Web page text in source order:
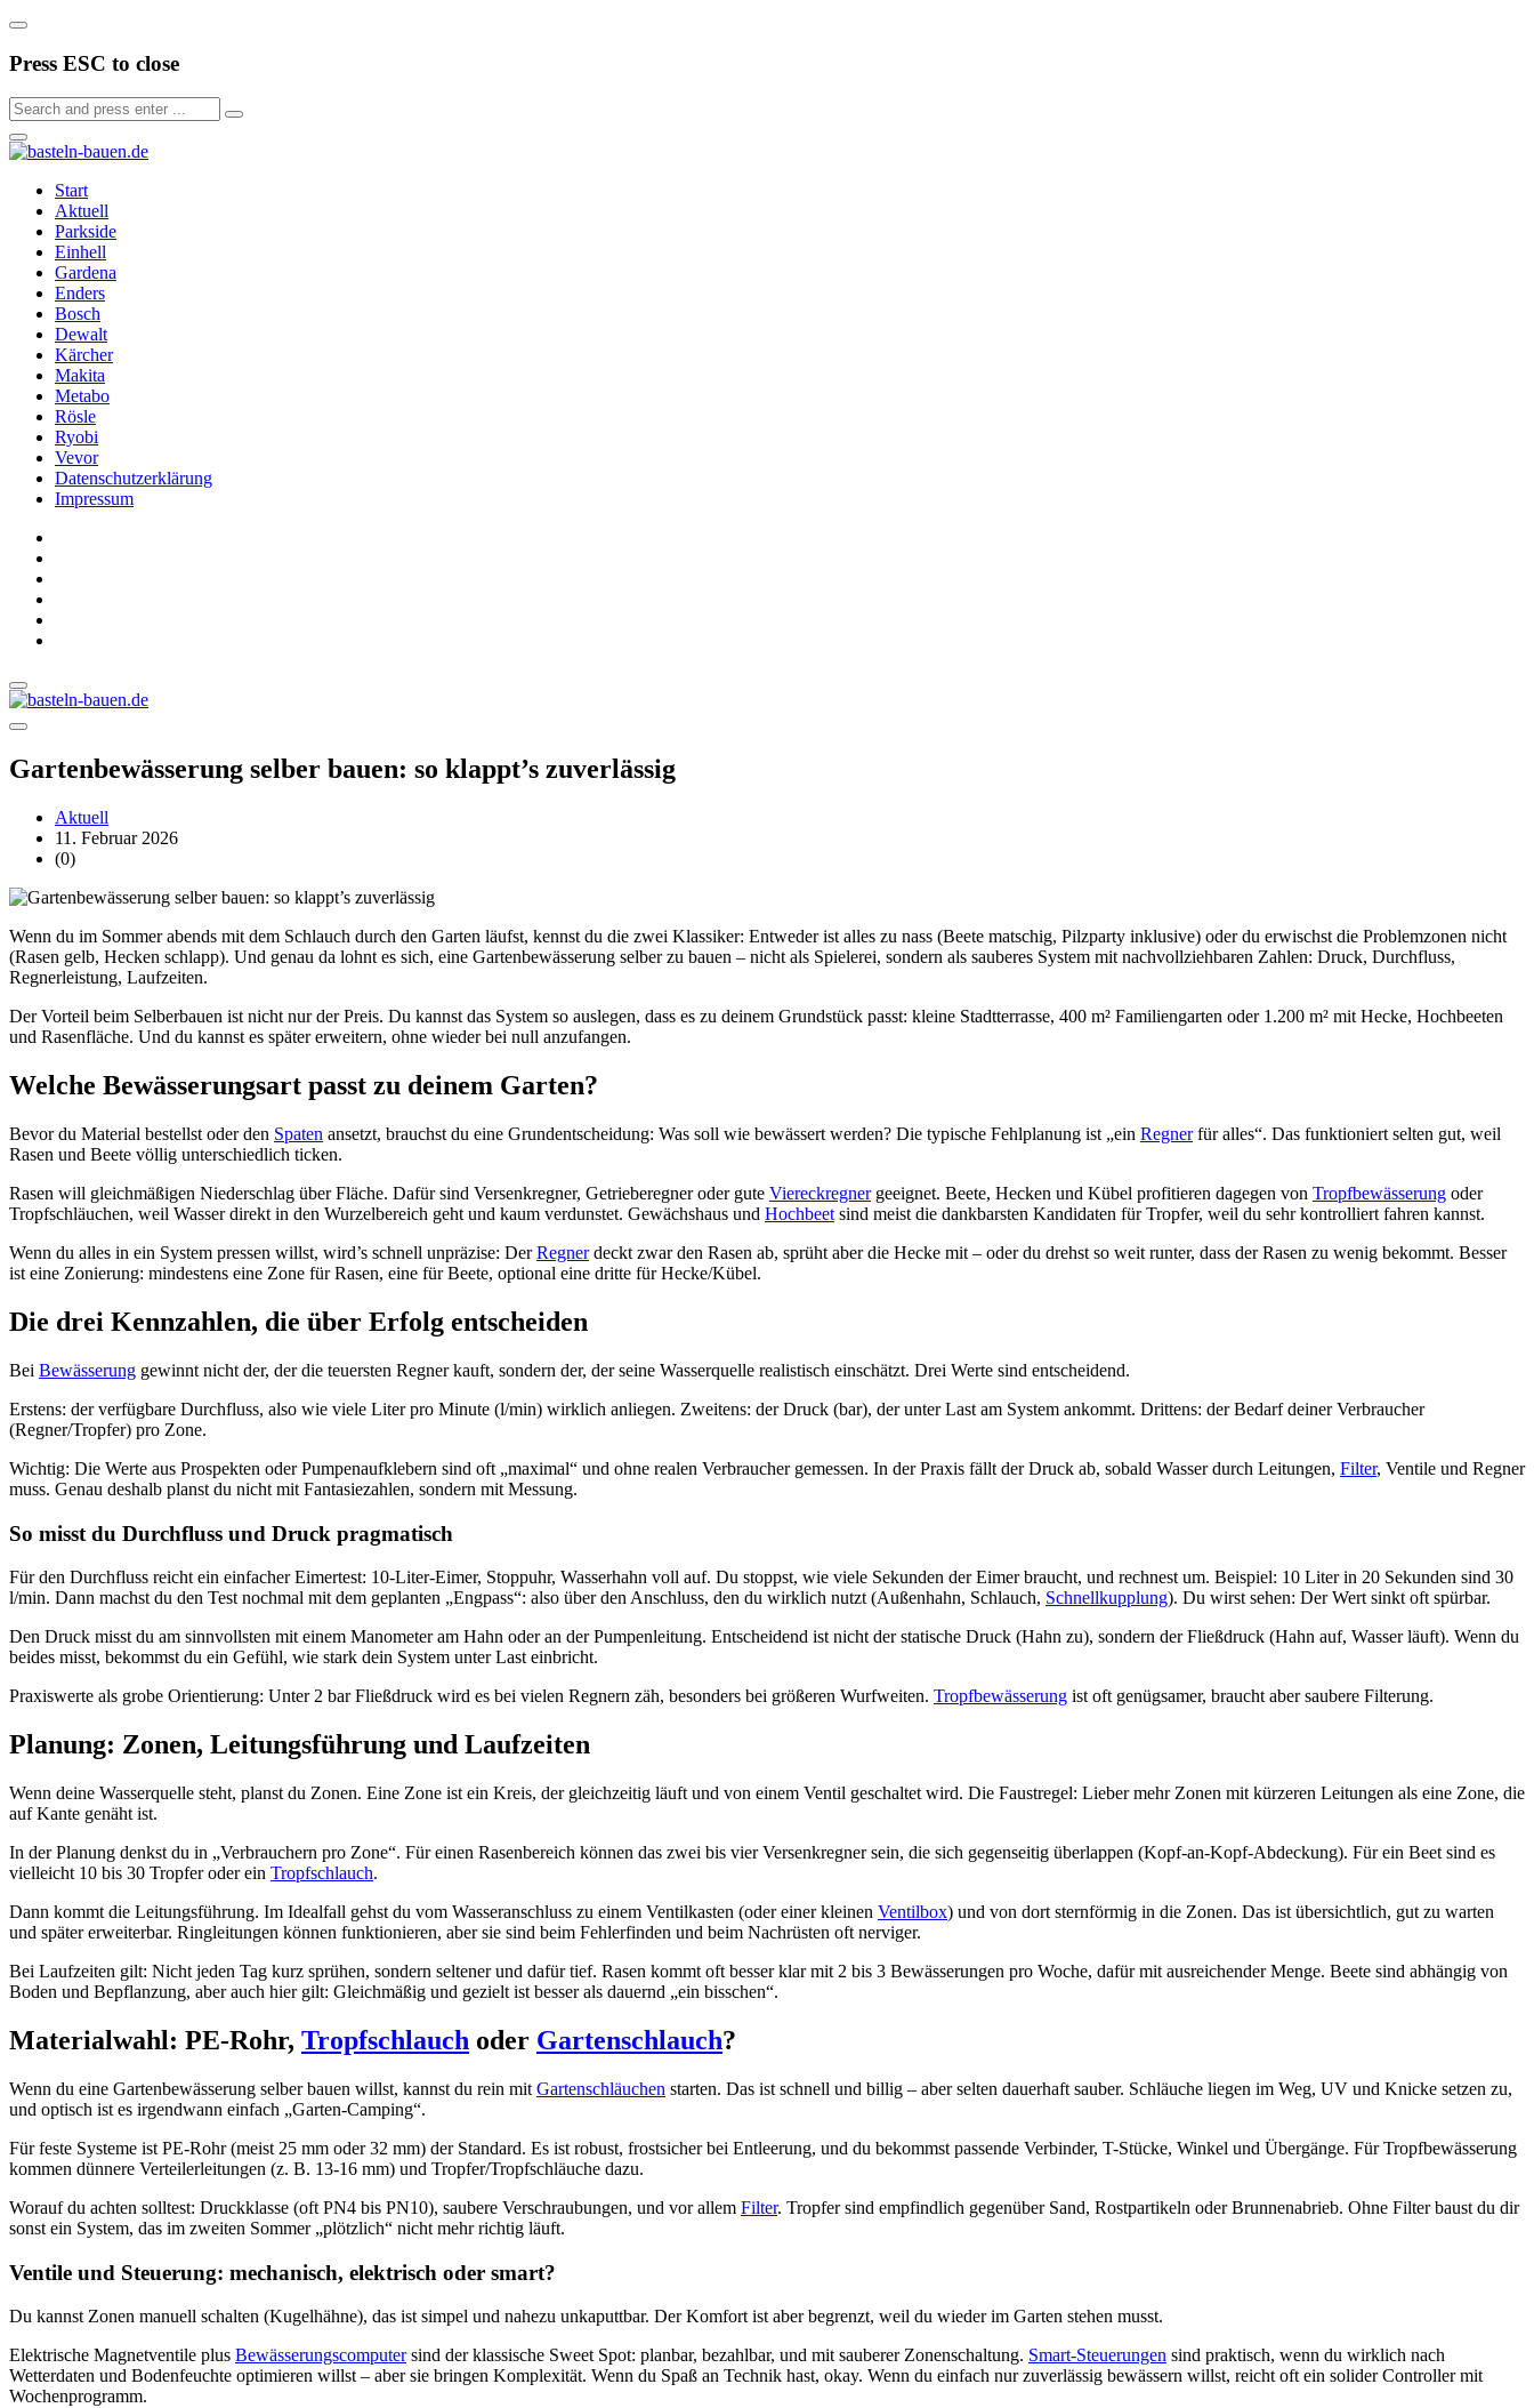
Press ESC to close
Start
Aktuell
Parkside
Einhell
Gardena
Enders
Bosch
Dewalt
Kärcher
Makita
Metabo
Rösle
Ryobi
Vevor
Datenschutzerklärung
Impressum
Gartenbewässerung selber bauen: so klappt’s zuverlässig
Aktuell
11. Februar 2026
(0)
Wenn du im Sommer abends mit dem Schlauch durch den Garten läufst, kennst du die zwei Klassiker: Entweder ist alles zu nass (Beete matschig, Pilzparty inklusive) oder du erwischst die Problemzonen nicht
(Rasen gelb, Hecken schlapp). Und genau da lohnt es sich, eine Gartenbewässerung selber zu bauen – nicht als Spielerei, sondern als sauberes System mit nachvollziehbaren Zahlen: Druck, Durchfluss,
Regnerleistung, Laufzeiten.
Der Vorteil beim Selberbauen ist nicht nur der Preis. Du kannst das System so auslegen, dass es zu deinem Grundstück passt: kleine Stadtterrasse, 400 m² Familiengarten oder 1.200 m² mit Hecke, Hochbeeten
und Rasenfläche. Und du kannst es später erweitern, ohne wieder bei null anzufangen.
Welche Bewässerungsart passt zu deinem Garten?
Bevor du Material bestellst oder den Spaten ansetzt, brauchst du eine Grundentscheidung: Was soll wie bewässert werden? Die typische Fehlplanung ist „ein Regnerfür alles“. Das funktioniert selten gut, weil
Rasen und Beete völlig unterschiedlich ticken.
Rasen will gleichmäßigen Niederschlag über Fläche. Dafür sind Versenkregner, Getrieberegner oder gute Viereckregnergeeignet. Beete, Hecken und Kübel profitieren dagegen von Tropfbewässerung oder
Tropfschläuchen, weil Wasser direkt in den Wurzelbereich geht und kaum verdunstet. Gewächshaus und Hochbeet sind meist die dankbarsten Kandidaten für Tropfer, weil du sehr kontrolliert fahren kannst.
Wenn du alles in ein System pressen willst, wird’s schnell unpräzise: DerRegnerdeckt zwar den Rasen ab, sprüht aber die Hecke mit – oder du drehst so weit runter, dass der Rasen zu wenig bekommt. Besser
ist eine Zonierung: mindestens eine Zone für Rasen, eine für Beete, optional eine dritte für Hecke/Kübel.
Die drei Kennzahlen, die über Erfolg entscheiden
Bei Bewässerung gewinnt nicht der, der die teuersten Regner kauft, sondern der, der seine Wasserquelle realistisch einschätzt. Drei Werte sind entscheidend.
Erstens: der verfügbare Durchfluss, also wie viele Liter pro Minute (l/min) wirklich anliegen. Zweitens: der Druck (bar), der unter Last am System ankommt. Drittens: der Bedarf deiner Verbraucher
(Regner/Tropfer) pro Zone.
Wichtig: Die Werte aus Prospekten oder Pumpenaufklebern sind oft „maximal“ und ohne realen Verbraucher gemessen. In der Praxis fällt der Druck ab, sobald Wasser durch Leitungen, Filter, Ventile und Regner
muss. Genau deshalb planst du nicht mit Fantasiezahlen, sondern mit Messung.
So misst du Durchfluss und Druck pragmatisch
Für den Durchfluss reicht ein einfacher Eimertest: 10-Liter-Eimer, Stoppuhr, Wasserhahn voll auf. Du stoppst, wie viele Sekunden der Eimer braucht, und rechnest um. Beispiel: 10 Liter in 20 Sekunden sind 30
l/min. Dann machst du den Test nochmal mit dem geplanten „Engpass“: also über den Anschluss, den du wirklich nutzt (Außenhahn, Schlauch, Schnellkupplung). Du wirst sehen: Der Wert sinkt oft spürbar.
Den Druck misst du am sinnvollsten mit einem Manometer am Hahn oder an der Pumpenleitung. Entscheidend ist nicht der statische Druck (Hahn zu), sondern der Fließdruck (Hahn auf, Wasser läuft). Wenn du
beides misst, bekommst du ein Gefühl, wie stark dein System unter Last einbricht.
Praxiswerte als grobe Orientierung: Unter 2 bar Fließdruck wird es bei vielen Regnern zäh, besonders bei größeren Wurfweiten. Tropfbewässerung ist oft genügsamer, braucht aber saubere Filterung.
Planung: Zonen, Leitungsführung und Laufzeiten
Wenn deine Wasserquelle steht, planst du Zonen. Eine Zone ist ein Kreis, der gleichzeitig läuft und von einem Ventil geschaltet wird. Die Faustregel: Lieber mehr Zonen mit kürzeren Leitungen als eine Zone, die
auf Kante genäht ist.
In der Planung denkst du in „Verbrauchern pro Zone“. Für einen Rasenbereich können das zwei bis vier Versenkregner sein, die sich gegenseitig überlappen (Kopf-an-Kopf-Abdeckung). Für ein Beet sind es
vielleicht 10 bis 30 Tropfer oder ein Tropfschlauch.
Dann kommt die Leitungsführung. Im Idealfall gehst du vom Wasseranschluss zu einem Ventilkasten (oder einer kleinen Ventilbox) und von dort sternförmig in die Zonen. Das ist übersichtlich, gut zu warten
und später erweiterbar. Ringleitungen können funktionieren, aber sie sind beim Fehlerfinden und beim Nachrüsten oft nerviger.
Bei Laufzeiten gilt: Nicht jeden Tag kurz sprühen, sondern seltener und dafür tief. Rasen kommt oft besser klar mit 2 bis 3 Bewässerungen pro Woche, dafür mit ausreichender Menge. Beete sind abhängig von
Boden und Bepflanzung, aber auch hier gilt: Gleichmäßig und gezielt ist besser als dauernd „ein bisschen“.
Materialwahl: PE-Rohr, Tropfschlauch oder Gartenschlauch?
Wenn du eine Gartenbewässerung selber bauen willst, kannst du rein mit Gartenschläuchen starten. Das ist schnell und billig – aber selten dauerhaft sauber. Schläuche liegen im Weg, UV und Knicke setzen zu,
und optisch ist es irgendwann einfach „Garten-Camping“.
Für feste Systeme ist PE-Rohr (meist 25 mm oder 32 mm) der Standard. Es ist robust, frostsicher bei Entleerung, und du bekommst passende Verbinder, T-Stücke, Winkel und Übergänge. Für Tropfbewässerung
kommen dünnere Verteilerleitungen (z. B. 13-16 mm) und Tropfer/Tropfschläuche dazu.
Worauf du achten solltest: Druckklasse (oft PN4 bis PN10), saubere Verschraubungen, und vor allem Filter. Tropfer sind empfindlich gegenüber Sand, Rostpartikeln oder Brunnenabrieb. Ohne Filter baust du dir
sonst ein System, das im zweiten Sommer „plötzlich“ nicht mehr richtig läuft.
Ventile und Steuerung: mechanisch, elektrisch oder smart?
Du kannst Zonen manuell schalten (Kugelhähne), das ist simpel und nahezu unkaputtbar. Der Komfort ist aber begrenzt, weil du wieder im Garten stehen musst.
Elektrische Magnetventile plus Bewässerungscomputersind der klassische Sweet Spot: planbar, bezahlbar, und mit sauberer Zonenschaltung. Smart-Steuerungen sind praktisch, wenn du wirklich nach
Wetterdaten und Bodenfeuchte optimieren willst – aber sie bringen Komplexität. Wenn du Spaß an Technik hast, okay. Wenn du einfach nur zuverlässig bewässern willst, reicht oft ein solider Controller mit
Wochenprogramm.